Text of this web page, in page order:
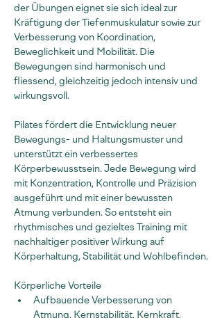
der Übungen eignet sie sich ideal zur
Kräftigung der Tiefenmuskulatur sowie zur
Verbesserung von Koordination,
Beweglichkeit und Mobilität. Die
Bewegungen sind harmonisch und
fliessend, gleichzeitig jedoch intensiv und
wirkungsvoll.
Pilates fördert die Entwicklung neuer
Bewegungs- und Haltungsmuster und
unterstützt ein verbessertes
Körperbewusstsein. Jede Bewegung wird
mit Konzentration, Kontrolle und Präzision
ausgeführt und mit einer bewussten
Atmung verbunden. So entsteht ein
rhythmisches und gezieltes Training mit
nachhaltiger positiver Wirkung auf
Körperhaltung, Stabilität und Wohlbefinden.
Körperliche Vorteile
Aufbauende Verbesserung von
Atmung, Kernstabilität, Kernkraft,